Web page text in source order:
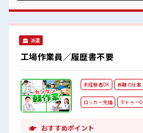
派遣
工場作業員／履歴書不要
未経験者OK 長期の仕事
ロッカー完備 タトゥー
おすすめポイント